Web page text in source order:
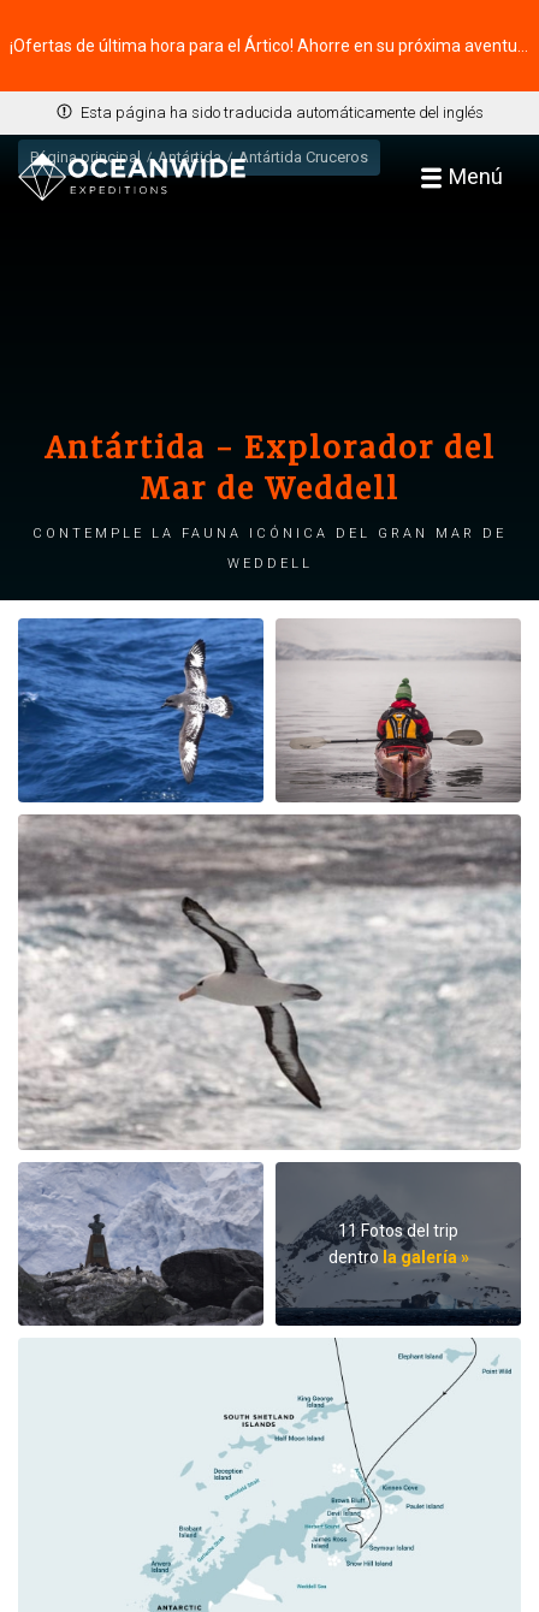
Esta página ha sido traducida automáticamente del inglés
Menú
Página principal Antártida Antártida Cruceros
Antártida - Explorador del
Mar de Weddell
Contemple la fauna icónica del gran mar de
Weddell
11 Fotos del trip
dentro la galería »